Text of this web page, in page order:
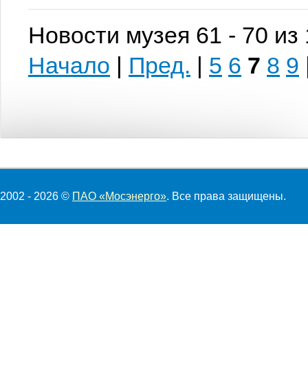
Новости музея 61 - 70 из
Начало | Пред. | 5 6 7 8 9
2002 - 2026 © ПАО «Мосэнерго». Все права защищены.